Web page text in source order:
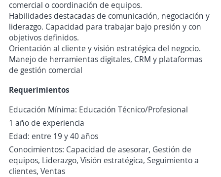
comercial o coordinación de equipos.
Habilidades destacadas de comunicación, negociación y
liderazgo. Capacidad para trabajar bajo presión y con
objetivos definidos.
Orientación al cliente y visión estratégica del negocio.
Manejo de herramientas digitales, CRM y plataformas
de gestión comercial
Requerimientos
Educación Mínima: Educación Técnico/Profesional
1 año de experiencia
Edad: entre 19 y 40 años
Conocimientos: Capacidad de asesorar, Gestión de
equipos, Liderazgo, Visión estratégica, Seguimiento a
clientes, Ventas